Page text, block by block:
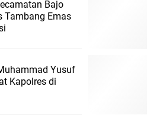
Bajo
Tambang Emas
Yusuf
Kapolres di